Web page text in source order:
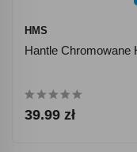
HMS
Hantle Chromowane
39.99 zł